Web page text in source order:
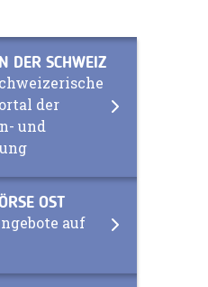
DER SCHWEIZ
der
und
OST
auf